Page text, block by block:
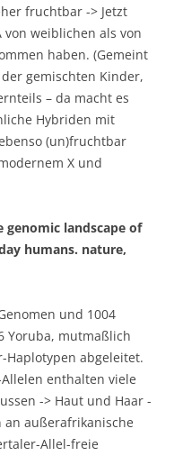
fruchtbar -> Jetzt
weiblichen als von
haben. (Gemeint
gemischten Kinder,
– da macht es
Hybriden mit
(un)fruchtbar
X und
genomic landscape of
humans. nature,
und 1004
Yoruba, mutmaßlich
Haplotypen abgeleitet.
enthalten viele
-> Haut und Haar -
an außerafrikanische
Allel-freie